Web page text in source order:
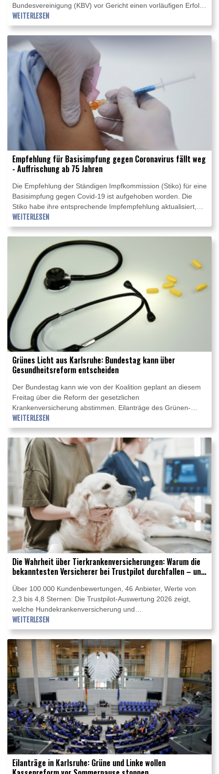
Bundesvereinigung (KBV) vor Gericht einen vorläufigen Erfolg
erzielt. Per Eilbeschluss setzte das Landessozialgericht (LSG)
Berlin-Brandenburg am Donnerstag die sofortige Vollziehung
eines umstrittenen Beschlusses des sogenannten Erweiterten
Bewertungsausschusses vom März aus. (L 7 KA 11/26 KL ER)
WEITERLESEN
Empfehlung für Basisimpfung gegen Coronavirus fällt weg
- Auffrischung ab 75 Jahren
Die Empfehlung der Ständigen Impfkommission (Stiko) für eine
Basisimpfung gegen Covid-19 ist aufgehoben worden. Die
Stiko habe ihre entsprechende Impfempfehlung aktualisiert,
teilte das Robert-Koch-Institut (RKI) am Donnerstag in Berlin
mit. Zur Begründung hieß es, dass mehr als 95 Prozent der
Erwachsenen inzwischen nach durchgemachten Corona-
Infektionen oder -Impfungen über eine breite Immunität
verfügten, die gesunde Erwachsene in der Regel gut vor
schweren Covid-19-Erkrankungen schütze.
WEITERLESEN
Grünes Licht aus Karlsruhe: Bundestag kann über
Gesundheitsreform entscheiden
Der Bundestag kann wie von der Koalition geplant an diesem
Freitag über die Reform der gesetzlichen
Krankenversicherung abstimmen. Eilanträge des Grünen-
Gesundheitspolitikers Janosch Dahmen und des Linken-
Politikers Ates Gürpinar dagegen scheiterten am Donnerstag
vor dem Bundesverfassungsgericht. Allerdings gab es weiter
Kritik an dem Vorhaben, unklar ist auch, ob der Bundesrat
ebenfalls am Freitag die Neuregelung billigt oder den
Vermittlungsausschuss anruft.
WEITERLESEN
Die Wahrheit über Tierkrankenversicherungen: Warum die
bekanntesten Versicherer bei Trustpilot durchfallen – und
Über 100.000 Kundenbewertungen, 46 Anbieter, Werte von
2,3 bis 4,8 Sternen: Die Trustpilot-Auswertung 2026 zeigt,
welche Hundekrankenversicherung und
Katzenkrankenversicherung Tierhalter überzeugen – und
welche durchfallen.
WEITERLESEN
Eilanträge in Karlsruhe: Grüne und Linke wollen